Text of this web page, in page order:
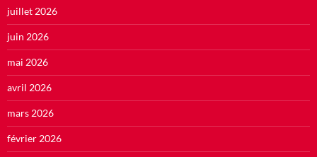
juillet 2026
juin 2026
mai 2026
avril 2026
mars 2026
février 2026